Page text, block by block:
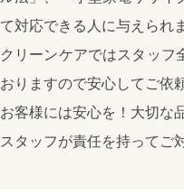
て対応できる人に与えられ
クリーンケアではスタッフ
おりますので安心してご依
お客様には安心を！大切な
スタッフが責任を持ってご